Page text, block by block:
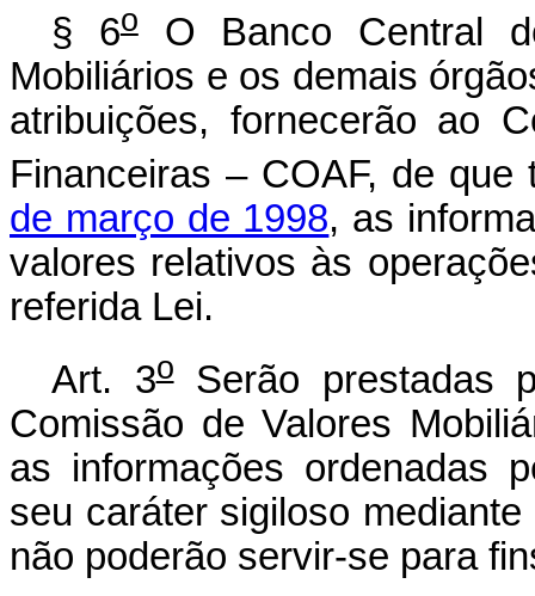
§ 6oO Banco Central
Mobiliários e os demais
atribuições, fornecerão ao
Financeiras – COAF, de
de março de 1998, as
valores relativos às
referida Lei.
Art. 3o
Serão prestadas
Comissão de Valores
as informações ordenadas
seu caráter sigiloso
não poderão servir-se para